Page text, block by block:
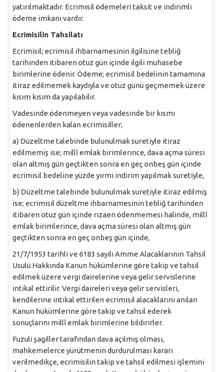
yatırılmaktadır. Ecrimisil ödemeleri taksit ve indirimli
ödeme imkanı vardır.
Ecrimisilin Tahsilatı
Ecrimisil; ecrimisil ihbarnamesinin ilgilisine tebliğ
tarihinden itibaren otuz gün içinde ilgili muhasebe
birimlerine ödenir. Ödeme; ecrimisil bedelinin tamamına
itiraz edilmemek kaydıyla ve otuz günü geçmemek üzere
kısım kısım da yapılabilir.
Vadesinde ödenmeyen veya vadesinde bir kısmı
ödenenlerden kalan ecrimisiller;
a) Düzeltme talebinde bulunulmak suretiyle itiraz
edilmemiş ise; millî emlak birimlerince, dava açma süresi
olan altmış gün geçtikten sonra en geç onbeş gün içinde
ecrimisil bedeline yüzde yirmi indirim yapılmak suretiyle,
b) Düzeltme talebinde bulunulmak suretiyle itiraz edilmiş
ise; ecrimisil düzeltme ihbarnamesinin tebliğ tarihinden
itibaren otuz gün içinde rızaen ödenmemesi halinde, millî
emlak birimlerince, dava açma süresi olan altmış gün
geçtikten sonra en geç onbeş gün içinde,
21/7/1953 tarihli ve 6183 sayılı Amme Alacaklarının Tahsil
Usulü Hakkında Kanun hükümlerine göre takip ve tahsil
edilmek üzere vergi dairelerine veya gelir servislerine
intikal ettirilir. Vergi daireleri veya gelir servisleri,
kendilerine intikal ettirilen ecrimisil alacaklarını anılan
Kanun hükümlerine göre takip ve tahsil ederek
sonuçlarını millî emlak birimlerine bildirirler.
Fuzuli şagiller tarafından dava açılmış olması,
mahkemelerce yürütmenin durdurulması kararı
verilmedikçe, ecrimisilin takip ve tahsil edilmesi işlemini